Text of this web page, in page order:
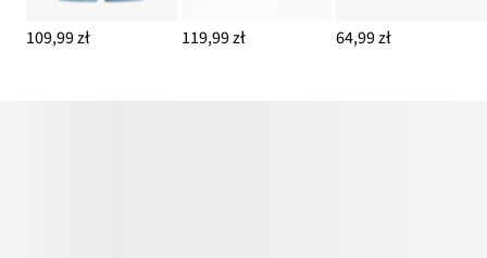
109,99 zł 119,99 zł 64,99 zł